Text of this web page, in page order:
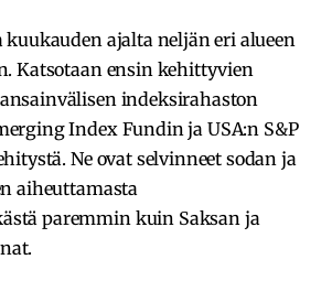
kuukauden ajalta neljän eri alueen
Katsotaan ensin kehittyvien
indeksirahaston
Index Fundin ja USA:n S&P
Ne ovat selvinneet sodan ja
aiheuttamasta
paremmin kuin Saksan ja